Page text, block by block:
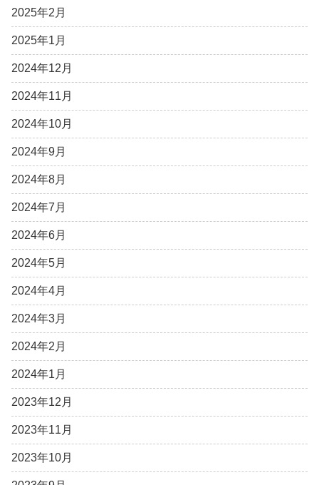
2025年2月
2025年1月
2024年12月
2024年11月
2024年10月
2024年9月
2024年8月
2024年7月
2024年6月
2024年5月
2024年4月
2024年3月
2024年2月
2024年1月
2023年12月
2023年11月
2023年10月